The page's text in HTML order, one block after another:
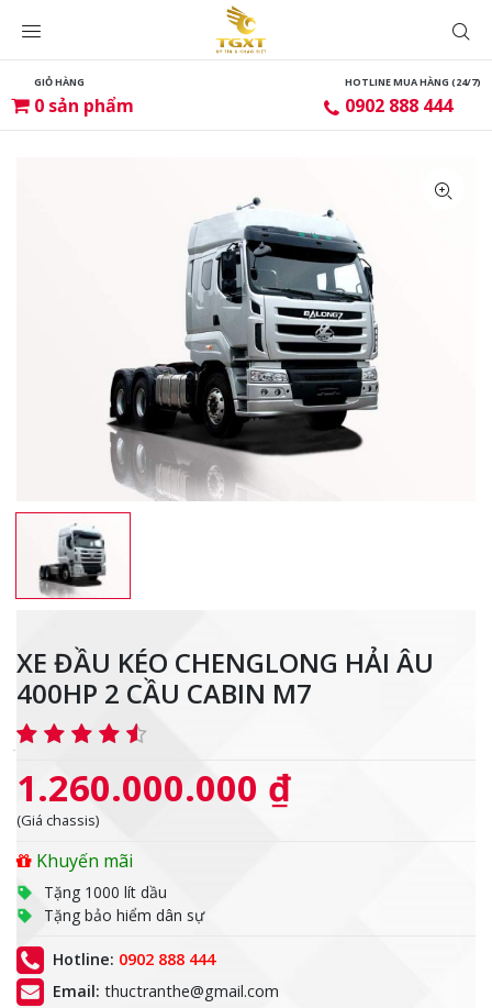
GIỎ HÀNG
0 sản phẩm
HOTLINE MUA HÀNG (24/7)
0902 888 444
XE ĐẦU KÉO CHENGLONG HẢI ÂU
400HP 2 CẦU CABIN M7
1.260.000.000 ₫
(Giá chassis)
Khuyến mãi
Tặng 1000 lít dầu
Tặng bảo hiểm dân sự
Hotline: 0902 888 444
Email: thuctranthe@gmail.com